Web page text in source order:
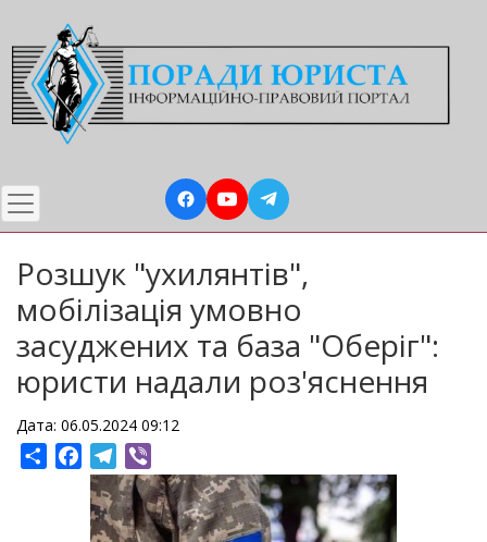
до
основного
вмісту
Розшук "ухилянтів",
мобілізація умовно
засуджених та база "Оберіг":
юристи надали роз'яснення
Дата: 06.05.2024 09:12
ShareFacebookTelegram